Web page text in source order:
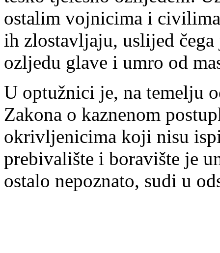
ostalim vojnicima i
ih zlostavljaju, uslijed
ozljedu glave i umro od
U optužnici je, na temelju
Zakona o kaznenom
okrivljenicima koji nisu
prebivalište i boravište je
ostalo nepoznato, sudi u